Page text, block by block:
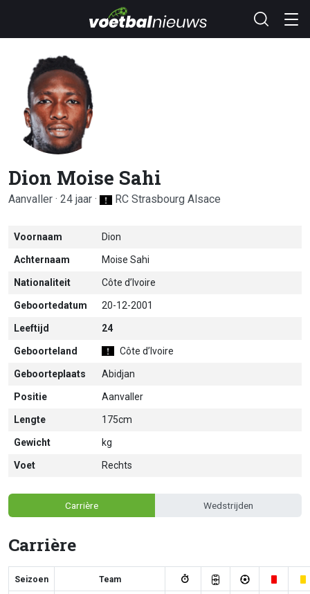
Dion Moise Sahi
Aanvaller · 24 jaar · RC Strasbourg Alsace
Voornaam Dion
Achternaam Moise Sahi
Nationaliteit Côte d’Ivoire
Geboortedatum 20-12-2001
Leeftijd 24
Geboorteland Côte d’Ivoire
Geboorteplaats Abidjan
Positie Aanvaller
Lengte 175cm
Gewicht kg
Voet Rechts
Carrière Wedstrijden
Carrière
Seizoen Team